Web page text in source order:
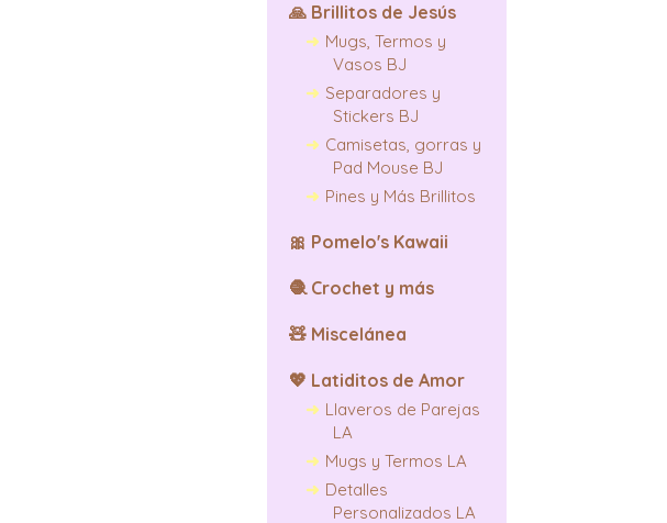
🙏 Brillitos de Jesús
Mugs, Termos y
Vasos BJ
Separadores y
Stickers BJ
Camisetas, gorras y
Pad Mouse BJ
Pines y Más Brillitos
🎀 Pomelo's Kawaii
🧶 Crochet y más
🧸 Miscelánea
💖 Latiditos de Amor
Llaveros de Parejas
LA
Mugs y Termos LA
Detalles
Personalizados LA